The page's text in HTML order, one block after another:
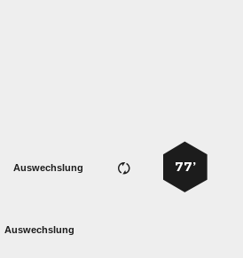
77’
Auswechslung
Auswechslung